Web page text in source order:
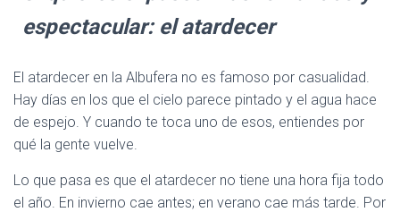
espectacular: el atardecer
El atardecer en la Albufera no es famoso por casualidad.
Hay días en los que el cielo parece pintado y el agua hace
de espejo. Y cuando te toca uno de esos, entiendes por
qué la gente vuelve.
Lo que pasa es que el atardecer no tiene una hora fija todo
el año. En invierno cae antes; en verano cae más tarde. Por